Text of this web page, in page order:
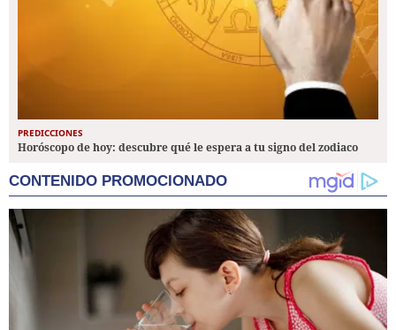
PREDICCIONES
Horóscopo de hoy: descubre qué le espera a tu signo del zodiaco
CONTENIDO PROMOCIONADO